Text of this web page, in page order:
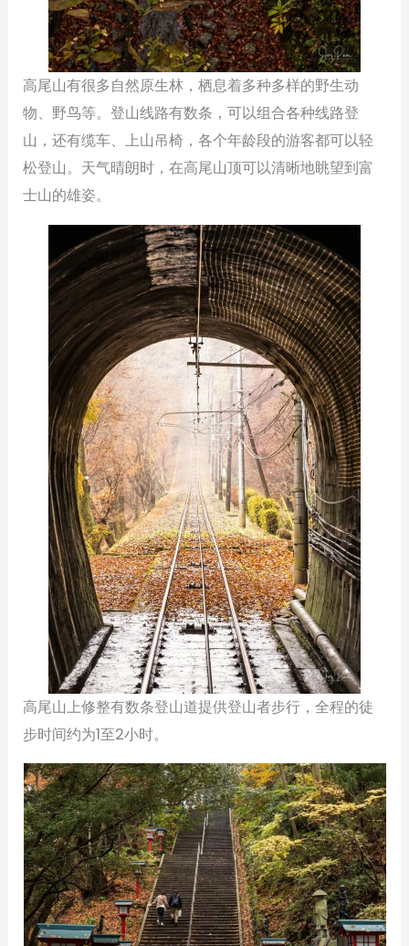
高尾山有很多自然原生林，栖息着多种多样的野生动
物、野鸟等。登山线路有数条，可以组合各种线路登
山，还有缆车、上山吊椅，各个年龄段的游客都可以轻
松登山。天气晴朗时，在高尾山顶可以清晰地眺望到富
士山的雄姿。
高尾山上修整有数条登山道提供登山者步行，全程的徒
步时间约为1至2小时。